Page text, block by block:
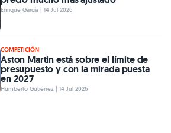
Enrique García | 14 Jul 2026
COMPETICIÓN
Aston Martin está sobre el límite de
presupuesto y con la mirada puesta
en 2027
Humberto Gutiérrez | 14 Jul 2026